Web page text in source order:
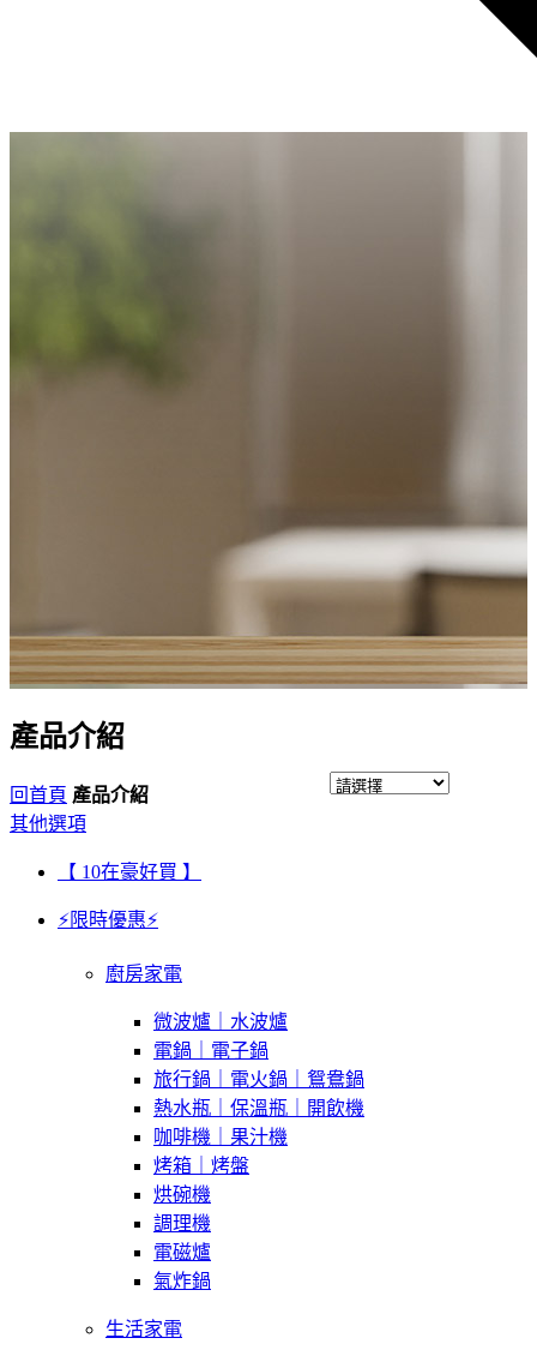
產品介紹
回首頁 產品介紹
其他選項
【 10在豪好買 】
⚡限時優惠⚡
廚房家電
微波爐｜水波爐
電鍋｜電子鍋
旅行鍋｜電火鍋｜鴛鴦鍋
熱水瓶｜保溫瓶｜開飲機
咖啡機｜果汁機
烤箱｜烤盤
烘碗機
調理機
電磁爐
氣炸鍋
生活家電